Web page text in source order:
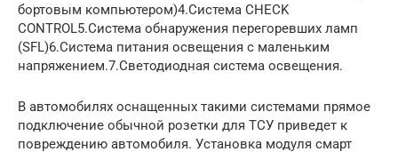
бортовым компьютером)4.Система CHECK
CONTROL5.Cистема обнаружения перегоревших ламп
(SFL)6.Система питания освещения с маленьким
напряжением.7.Светодиодная система освещения.
В автомобилях оснащенных такими системами прямое
подключение обычной розетки для ТСУ приведет к
повреждению автомобиля. Установка модуля смарт